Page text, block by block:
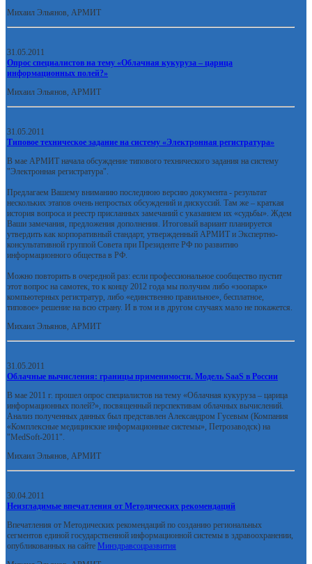
Михаил Эльянов, АРМИТ
31.05.2011
Опрос специалистов на тему «Облачная кукуруза – царица
информационных полей?»
Михаил Эльянов, АРМИТ
31.05.2011
Типовое техническое задание на систему «Электронная регистратура»
В мае АРМИТ начала обсуждение типового технического задания на систему
"Электронная регистратура".
Предлагаем Вашему вниманию последнюю версию документа - результат
нескольких этапов очень непростых обсуждений и дискуссий. Там же – краткая
история вопроса и реестр присланных замечаний с указанием их «судьбы». Ждем
Ваши замечания, предложения дополнения. Итоговый вариант планируется
утвердить как корпоративный стандарт, утвержденный АРМИТ и Экспертно-
консультативной группой Совета при Президенте РФ по развитию
информационного общества в РФ.
Можно повторить в очередной раз: если профессиональное сообщество пустит
этот вопрос на самотек, то к концу 2012 года мы получим либо «зоопарк»
компьютерных регистратур, либо «единственно правильное», бесплатное,
типовое» решение на всю страну. И в том и в другом случаях мало не покажется.
Михаил Эльянов, АРМИТ
31.05.2011
Облачные вычисления: границы применимости. Модель SaaS в России
В мае 2011 г. прошел опрос специалистов на тему «Облачная кукуруза – царица
информационных полей?», посвященный перспективам облачных вычислений.
Анализ полученных данных был представлен Александром Гусевым (Компания
«Комплексные медицинские информационные системы», Петрозаводск) на
"MedSoft-2011".
Михаил Эльянов, АРМИТ
30.04.2011
Неизгладимые впечатления от Методических рекомендаций
Впечатления от Методических рекомендаций по созданию региональных
сегментов единой государственной информационной системы в здравоохранении,
опубликованных на сайте Минздравсоцразвития